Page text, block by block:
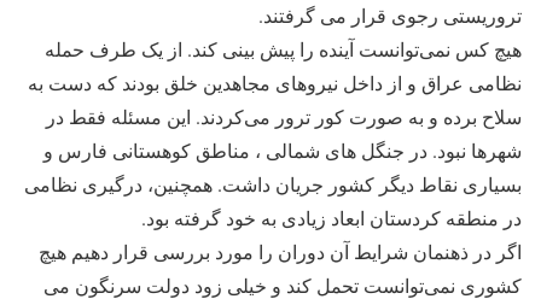
تروریستی رجوی قرار می گرفتند.
هیچ کس نمی‌توانست آینده را پیش بینی کند. از یک طرف حمله
نظامی عراق و از داخل نیروهای مجاهدین خلق بودند که دست به
سلاح برده و به صورت کور ترور می‌کردند. این مسئله فقط در
شهرها نبود. در جنگل های شمالی ، مناطق کوهستانی فارس و
بسیاری نقاط دیگر کشور جریان داشت. همچنین، درگیری نظامی
در منطقه کردستان ابعاد زیادی به خود گرفته بود.
اگر در ذهنمان شرایط آن دوران را مورد بررسی قرار دهیم هیچ
کشوری نمی‌توانست تحمل کند و خیلی زود دولت سرنگون می